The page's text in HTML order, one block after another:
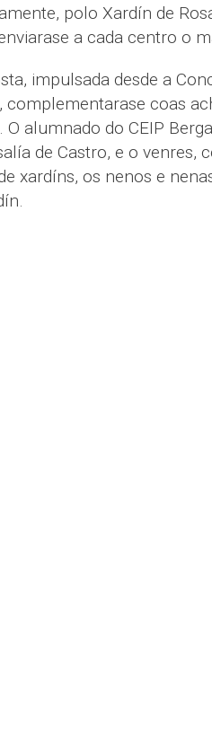
polo Xardín de
a cada centro o
impulsada desde a
complementarase coas
O alumnado do CEIP
de Castro, e o venres,
xardíns, os nenos e